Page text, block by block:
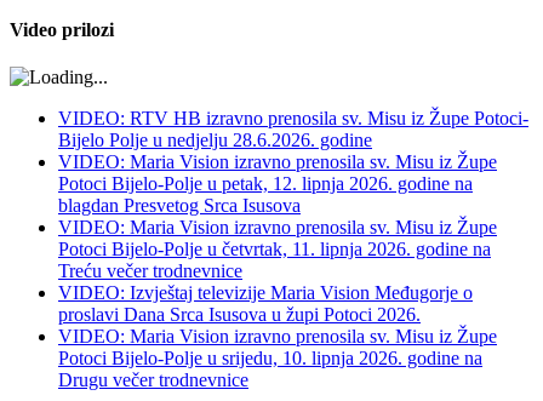
Video prilozi
VIDEO: RTV HB izravno prenosila sv. Misu iz Župe Potoci-
Bijelo Polje u nedjelju 28.6.2026. godine
VIDEO: Maria Vision izravno prenosila sv. Misu iz Župe
Potoci Bijelo-Polje u petak, 12. lipnja 2026. godine na
blagdan Presvetog Srca Isusova
VIDEO: Maria Vision izravno prenosila sv. Misu iz Župe
Potoci Bijelo-Polje u četvrtak, 11. lipnja 2026. godine na
Treću večer trodnevnice
VIDEO: Izvještaj televizije Maria Vision Međugorje o
proslavi Dana Srca Isusova u župi Potoci 2026.
VIDEO: Maria Vision izravno prenosila sv. Misu iz Župe
Potoci Bijelo-Polje u srijedu, 10. lipnja 2026. godine na
Drugu večer trodnevnice